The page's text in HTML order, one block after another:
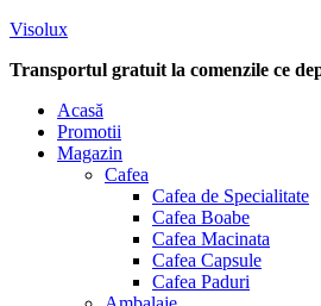
Visolux
Transportul gratuit la comenzile ce
Menu
Acasă
Promotii
Magazin
Cafea
Cafea de Specialitate
Cafea Boabe
Cafea Macinata
Cafea Capsule
Cafea Paduri